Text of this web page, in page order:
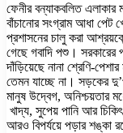
ফেনীর বন্যাকবলিত
বাঁচানোর সংগ্রাম আধা পেট
প্রশাসনের চালু করা
গেছে গবাদি পশু। সরকারের
দাঁড়িয়েছে নানা শ্রেণি-
তেমন যাচ্ছে না। সড়কের
মানুষ উদ্বেগ, অনিশ্চয়তার
খাদ্য, সুপেয় পানি আর
আরও বিপর্যয়ে পড়ার শঙ্কা